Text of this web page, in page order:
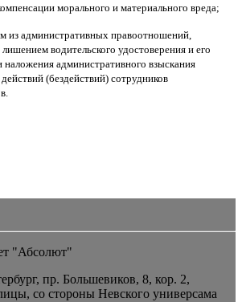
морального и материального вреда;
из административных правоотношений,
водительского удостоверения и его
наложения административного взыскания
(бездействий) сотрудников
"Абсолют"
пр. Большевиков, 8, кор. 2,
со стороны Невского универсама